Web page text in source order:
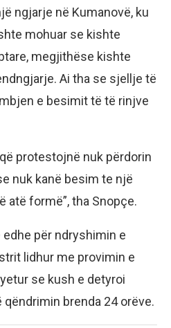
ngjarje në Kumanovë, ku
mohuar se kishte
megjithëse kishte
Ai tha se sjellje të
e besimit të të rinjve
protestojnë nuk përdorin
nuk kanë besim te një
atë formë”, tha Snopçe.
për ndryshimin e
lidhur me provimin e
se kush e detyroi
brenda 24 orëve.